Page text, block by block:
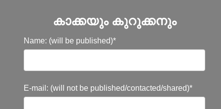
കാക്കയും കുറുക്കനും
Name: (will be published)*
E-mail: (will not be published/contacted/shared)*